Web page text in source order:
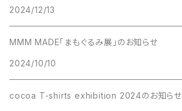
2024/12/13
MMM MADE「まもぐるみ展」のお知らせ
2024/10/10
cocoa T-shirts exhibition 2024のお知らせ